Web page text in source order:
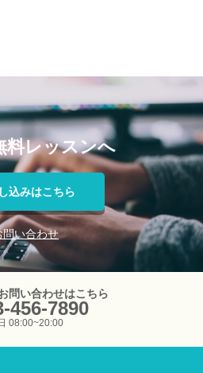
料レッスンへ
込みはこちら
問い合わせ
問い合わせはこちら
456-7890
08:00~20:00